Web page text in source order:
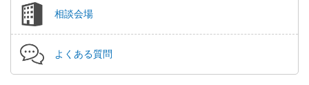
相談会場
よくある質問